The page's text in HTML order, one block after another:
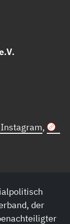
Instagram,
der